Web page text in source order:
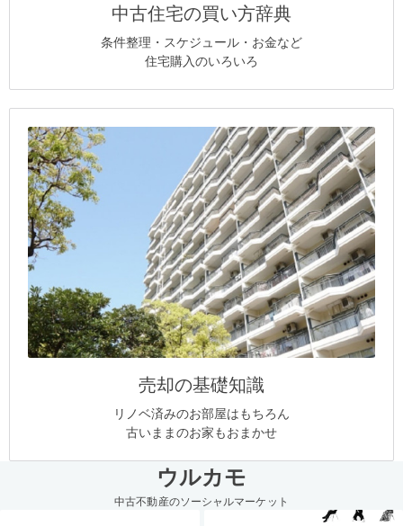
中古住宅の買い方辞典
条件整理・スケジュール・お金など
住宅購入のいろいろ
売却の基礎知識
リノベ済みのお部屋はもちろん
古いままのお家もおまかせ
ウルカモ
中古不動産のソーシャルマーケット